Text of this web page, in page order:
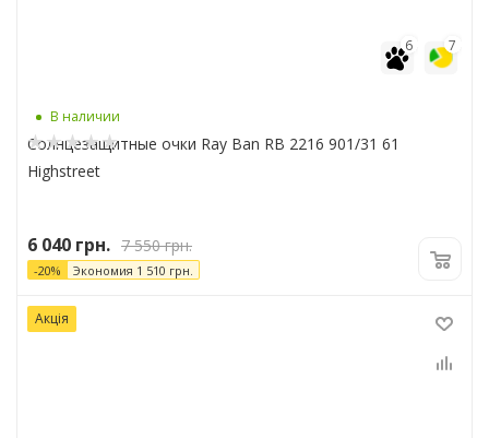
7
6
В наличии
Солнцезащитные очки Ray Ban RB 2216 901/31 61
Highstreet
6 040 грн. 7 550грн.
-20% Экономия 1 510 грн.
Акція